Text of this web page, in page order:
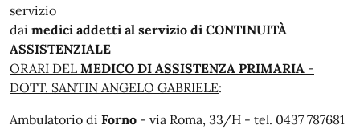
servizio
dai medici addetti al servizio di CONTINUITÀ
ASSISTENZIALE
ORARI DEL MEDICO DI ASSISTENZA PRIMARIA -
DOTT. SANTIN ANGELO GABRIELE:
Ambulatorio di Forno - via Roma, 33/H - tel. 0437 787681